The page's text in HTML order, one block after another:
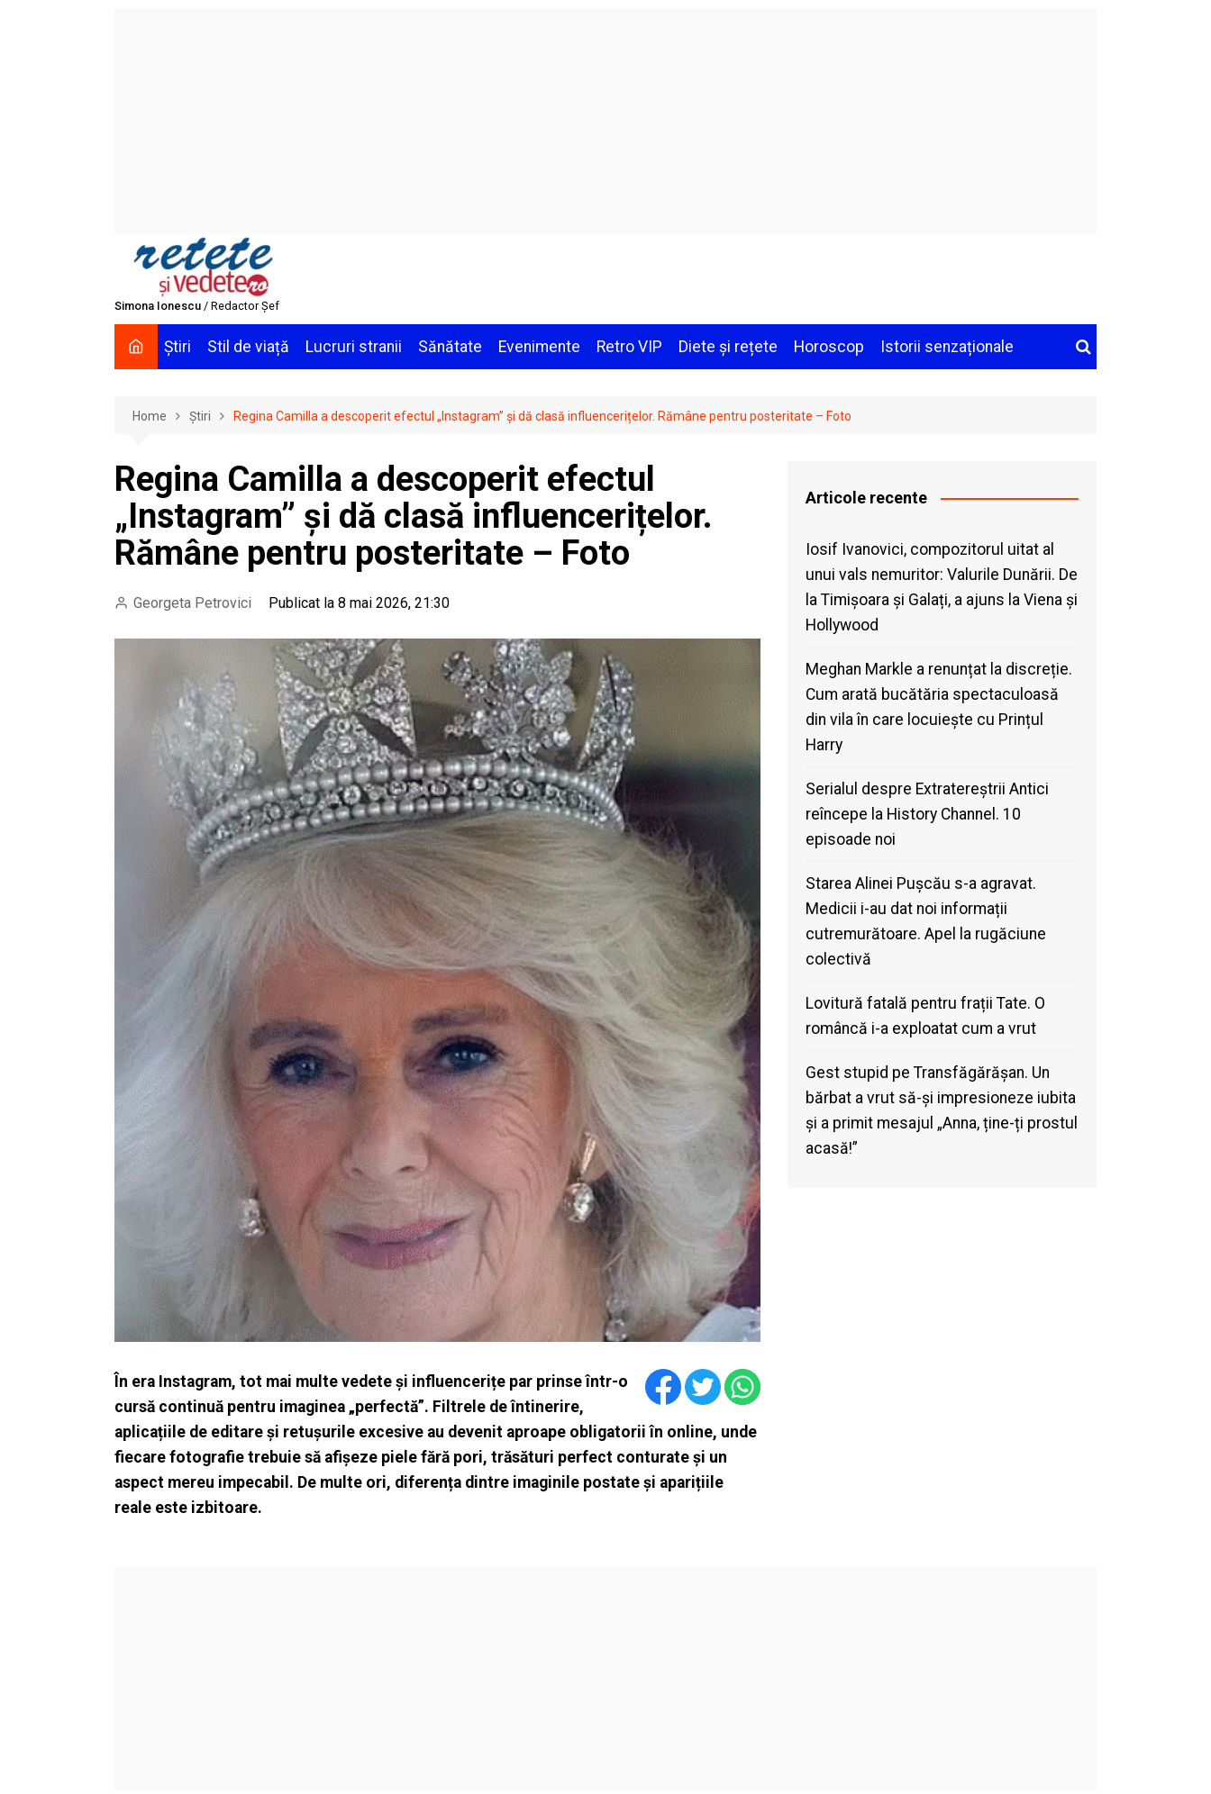
Simona Ionescu / Redactor Șef
Știri Stil de viață Lucruri stranii Sănătate Evenimente Retro VIP Diete și rețete Horoscop Istorii senzaționale
Home Știri Regina Camilla a descoperit efectul „Instagram” și dă clasă influencerițelor. Rămâne pentru posteritate – Foto
Regina Camilla a descoperit efectul
„Instagram” și dă clasă influencerițelor.
Rămâne pentru posteritate – Foto
Georgeta Petrovici Publicat la 8 mai 2026, 21:30
În era Instagram, tot mai multe vedete și influencerițe par prinse într-o
cursă continuă pentru imaginea „perfectă”. Filtrele de întinerire,
aplicațiile de editare și retușurile excesive au devenit aproape obligatorii în online, unde
fiecare fotografie trebuie să afișeze piele fără pori, trăsături perfect conturate și un
aspect mereu impecabil. De multe ori, diferența dintre imaginile postate și aparițiile
reale este izbitoare.
Articole recente
Iosif Ivanovici, compozitorul uitat al
unui vals nemuritor: Valurile Dunării. De
la Timișoara și Galați, a ajuns la Viena și
Hollywood
Meghan Markle a renunțat la discreție.
Cum arată bucătăria spectaculoasă
din vila în care locuiește cu Prințul
Harry
Serialul despre Extratereștrii Antici
reîncepe la History Channel. 10
episoade noi
Starea Alinei Pușcău s-a agravat.
Medicii i-au dat noi informații
cutremurătoare. Apel la rugăciune
colectivă
Lovitură fatală pentru frații Tate. O
româncă i-a exploatat cum a vrut
Gest stupid pe Transfăgărășan. Un
bărbat a vrut să-și impresioneze iubita
și a primit mesajul „Anna, ține-ți prostul
acasă!”